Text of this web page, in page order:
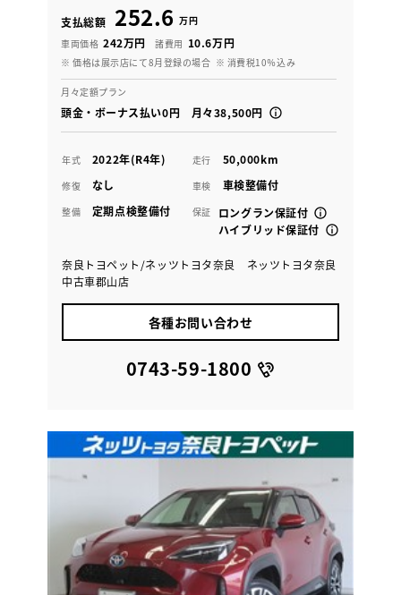
支払総額 252.6 万円
車両価格 242万円 諸費用 10.6万円
※ 価格は展示店にて8月登録の場合 ※ 消費税10％込み
月々定額プラン
頭金・ボーナス払い0円 月々38,500円
年式 2022年(R4年) 走行 50,000km
修復 なし 車検 車検整備付
整備 定期点検整備付 保証
ロングラン保証付
ハイブリッド保証付
奈良トヨペット/ネッツトヨタ奈良 ネッツトヨタ奈良
中古車郡山店
各種お問い合わせ
0743-59-1800